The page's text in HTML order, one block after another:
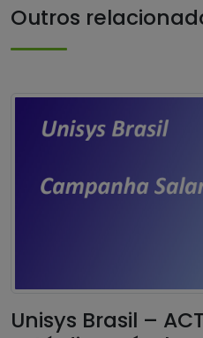
Outros
Unisys Brasil –